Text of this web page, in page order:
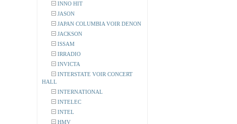
INNO HIT
JASON
JAPAN COLUMBIA VOIR DENON
JACKSON
ISSAM
IRRADIO
INVICTA
INTERSTATE VOIR CONCERT
HALL
INTERNATIONAL
INTELEC
INTEL
HMV